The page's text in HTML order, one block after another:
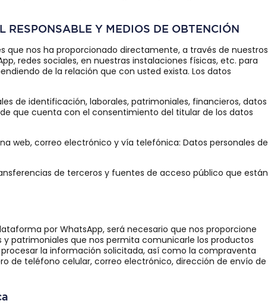
RESPONSABLE Y MEDIOS DE OBTENCIÓN
que nos ha proporcionado directamente, a través de nuestros
redes sociales, en nuestras instalaciones físicas, etc. para
de la relación que con usted exista. Los datos
de identificación, laborales, patrimoniales, financieros, datos
que cuenta con el consentimiento del titular de los datos
web, correo electrónico y vía telefónica: Datos personales de
de terceros y fuentes de acceso público que están
por WhatsApp, será necesario que nos proporcione
patrimoniales que nos permita comunicarle los productos
la información solicitada, así como la compraventa
de teléfono celular, correo electrónico, dirección de envío de